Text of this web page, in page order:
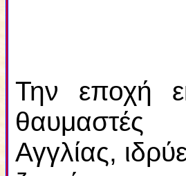
Την εποχή
θαυμαστές
Αγγλίας,